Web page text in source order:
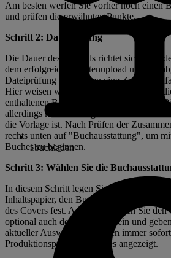
1buchladen
Am besten werfen Sie vorher noch einen
und prüfen die erwähnten Punkte.
Schritt 2: Dateiprüfung
Die Dauer des Uploads richtet sich nach
dem erfolgreichen Datenupload und der
Dateiprüfung wird Ihnen eine
Hier weisen wir beispielsweise auch auf
enthaltenen Bilder hin. Wir drucken Ihre
allerdings kann das Ergebnis immer nur
die Vorlage ist. Nach Prüfen der
rechts unten auf "Buchausstattung", um
Buches zu beginnen.
Schritt 3: Wählen Sie die
In diesem Schritt legen Sie das
Inhaltspapier, den Buchtyp, die Art der
des Covers fest. Außerdem tragen Sie den
optional auch den Untertitel) ein und
aktueller Auswahl wird Ihnen immer sofort
Produktionspreis des Buches angezeigt.